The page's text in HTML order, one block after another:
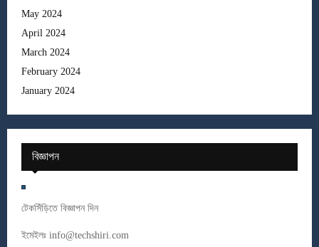
May 2024
April 2024
March 2024
February 2024
January 2024
বিজ্ঞাপন
টেকসিঁড়িতে বিজ্ঞাপন দিন
ইমেইলঃ info@techshiri.com